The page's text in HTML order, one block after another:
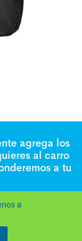
agrega los
al carro
a tu
a